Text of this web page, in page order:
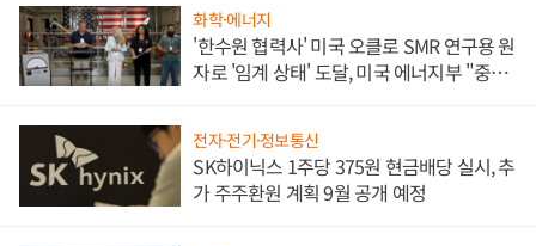
화학·에너지
'한수원 협력사' 미국 오클로 SMR 연구용 원
자로 '임계 상태' 도달, 미국 에너지부 "중요
전자·전기·정보통신
SK하이닉스 1주당 375원 현금배당 실시, 추
가 주주환원 계획 9월 공개 예정